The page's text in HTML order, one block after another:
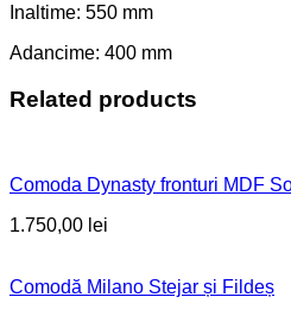
Inaltime: 550 mm
Adancime: 400 mm
Related products
Comoda Dynasty fronturi MDF
1.750,00 lei
Comodă Milano Stejar și Fildeș